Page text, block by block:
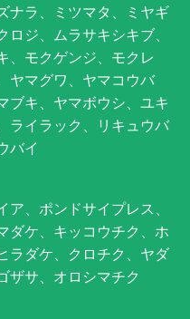
ナラ、ミツマタ、ミヤギ
ジ、ムラサキシキブ、
、モクゲンジ、モクレ
ヤマグワ、ヤマコウバ
ブキ、ヤマボウシ、ユキ
ライラック、リキュウバ
バイ
、ポンドサイプレス、
ダケ、キッコウチク、ホ
ラダケ、クロチク、ヤダ
ザサ、オロシマチク